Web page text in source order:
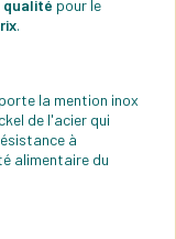
qualité pour le
.
la mention inox
de l'acier qui
à
alimentaire du